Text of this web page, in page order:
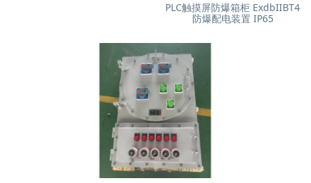
PLC触摸屏防爆箱柜 ExdbIIBT4
防爆配电装置 IP65